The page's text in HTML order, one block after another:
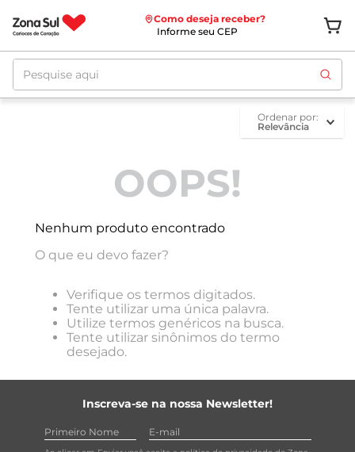
Como deseja receber?
Informe seu CEP
Pesquise aqui
ordenar por
Relevância
OOPS!
Nenhum produto encontrado
O que eu devo fazer?
Verifique os termos digitados.
Tente utilizar uma única palavra.
Utilize termos genéricos na busca.
Tente utilizar sinônimos do termo
desejado.
Inscreva-se na nossa Newsletter!